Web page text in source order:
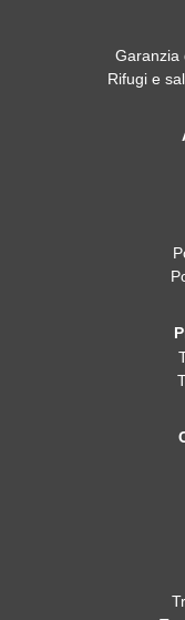
Garanzia
Rifugi e